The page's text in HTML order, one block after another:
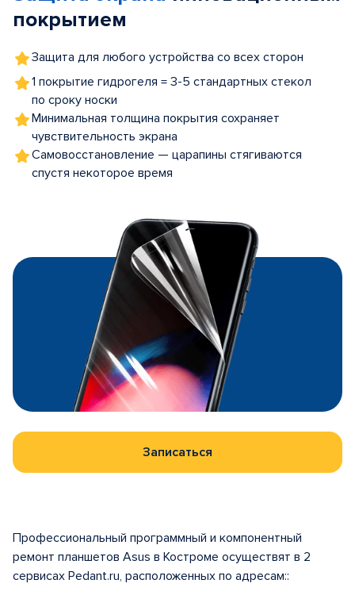
покрытием
Защита для любого устройства со всех сторон
1 покрытие гидрогеля = 3-5 стандартных стекол
по сроку носки
Минимальная толщина покрытия сохраняет
чувствительность экрана
Самовосстановление — царапины стягиваются
спустя некоторое время
Записаться
Профессиональный программный и компонентный
ремонт планшетов Asus в Костроме осуществят в 2
сервисах Pedant.ru, расположенных по адресам::